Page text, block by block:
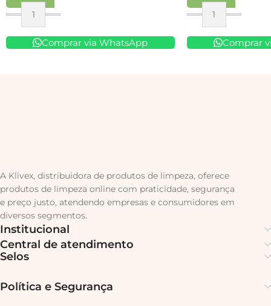
Comprar via WhatsApp Comprar
A Klivex, distribuidora de produtos de limpeza, oferece
produtos de limpeza online com praticidade, segurança
e preço justo, atendendo empresas e consumidores em
diversos segmentos.
Institucional
Central de atendimento
Selos
Política e Segurança